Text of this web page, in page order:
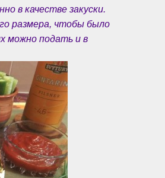
в качестве закуски.
размера, чтобы было
можно подать и в